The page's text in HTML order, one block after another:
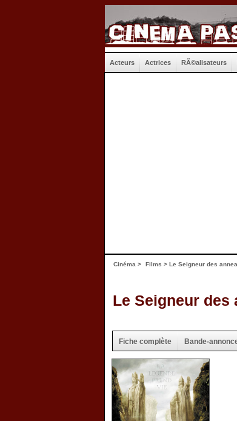
Acteurs Actrices RÃ©alisateurs
Cinéma > Films > Le Seigneur des
Le Seigneur des
Fiche complète Bande-